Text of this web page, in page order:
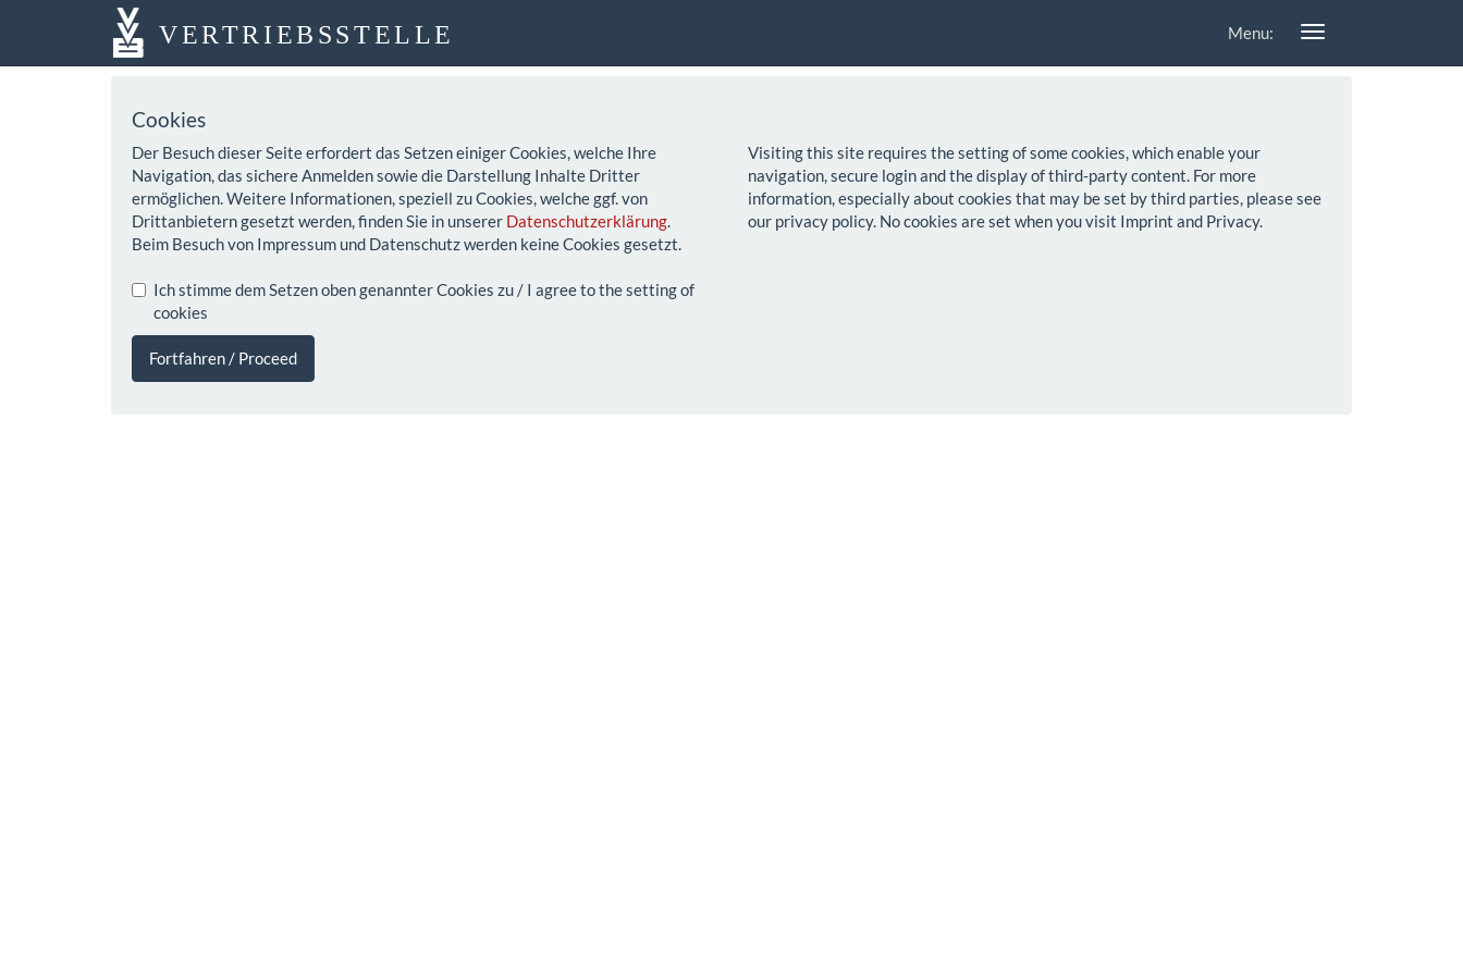
VERTRIEBSSTELLE Menu:
Cookies
Der Besuch dieser Seite erfordert das Setzen einiger Cookies, welche Ihre
Navigation, das sichere Anmelden sowie die Darstellung Inhalte Dritter
ermöglichen. Weitere Informationen, speziell zu Cookies, welche ggf. von
Drittanbietern gesetzt werden, finden Sie in unserer Datenschutzerklärung.
Beim Besuch von Impressum und Datenschutz werden keine Cookies gesetzt.
Ich stimme dem Setzen oben genannter Cookies zu / I agree to the setting of
cookies
Fortfahren / Proceed
Visiting this site requires the setting of some cookies, which enable your
navigation, secure login and the display of third-party content. For more
information, especially about cookies that may be set by third parties, please see
our privacy policy. No cookies are set when you visit Imprint and Privacy.